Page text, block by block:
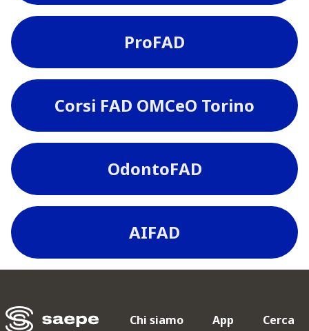
ProFAD
Corsi FAD OMCeO Torino
OdontoFAD
AIFAD
Chi siamo App
Cerca